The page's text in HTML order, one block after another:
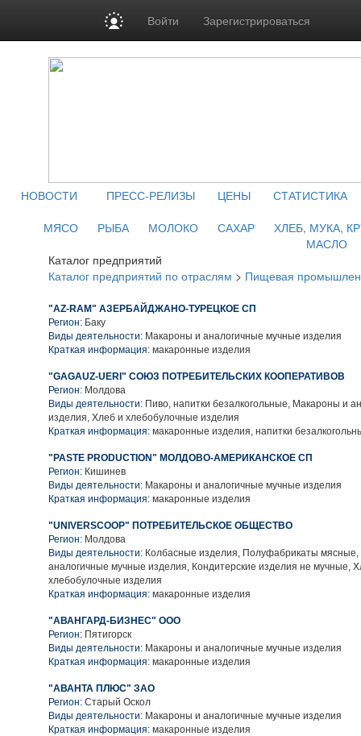
Войти Зарегистрироваться
НОВОСТИ ПРЕСС-РЕЛИЗЫ ЦЕНЫ
СТАТИСТИКА
МЯСО
РЫБА МОЛОКО САХАР
ХЛЕБ, МУКА,
МАСЛО
Каталог предприятий
Каталог предприятий по отраслям > Пищевая
"AZ-RAM" АЗЕРБАЙДЖАНО-ТУРЕЦКОЕ СП
Регион: Баку
Виды деятельности: Макароны и аналогичные мучные изделия
Краткая информация: макаронные изделия
"GAGAUZ-UERI" СОЮЗ ПОТРЕБИТЕЛЬСКИХ КООПЕРАТИВОВ
Регион: Молдова
Виды деятельности: Пиво, напитки безалкогольные, Макароны и
изделия, Хлеб и хлебобулочные изделия
Краткая информация: макаронные изделия, напитки
"PASTE PRODUCTION" МОЛДОВО-АМЕРИКАНСКОЕ СП
Регион: Кишинев
Виды деятельности: Макароны и аналогичные мучные изделия
Краткая информация: макаронные изделия
"UNIVERSCOOP" ПОТРЕБИТЕЛЬСКОЕ ОБЩЕСТВО
Регион: Молдова
Виды деятельности: Колбасные изделия, Полуфабрикаты
аналогичные мучные изделия, Кондитерские изделия не мучные,
хлебобулочные изделия
Краткая информация: макаронные изделия
"АВАНГАРД-БИЗНЕС" ООО
Регион: Пятигорск
Виды деятельности: Макароны и аналогичные мучные изделия
Краткая информация: макаронные изделия
"АВАНТА ПЛЮС" ЗАО
Регион: Старый Оскол
Виды деятельности: Макароны и аналогичные мучные изделия
Краткая информация: макаронные изделия